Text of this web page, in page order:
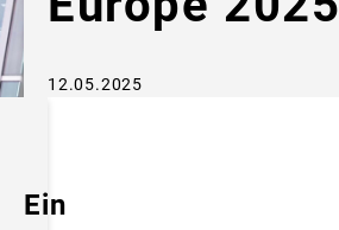
12.05.2025
Ein